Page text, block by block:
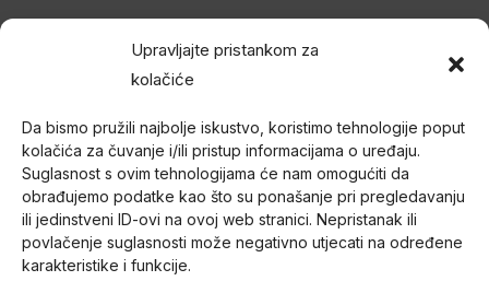
Upravljajte pristankom za
kolačiće
Da bismo pružili najbolje iskustvo, koristimo tehnologije poput
kolačića za čuvanje i/ili pristup informacijama o uređaju.
Suglasnost s ovim tehnologijama će nam omogućiti da
obrađujemo podatke kao što su ponašanje pri pregledavanju
ili jedinstveni ID-ovi na ovoj web stranici. Nepristanak ili
povlačenje suglasnosti može negativno utjecati na određene
karakteristike i funkcije.
21096894110
HR5023600001101458235
županije(DCK Zagrebačke županije) osnovano je 1998. godine
u Zagrebu. Po organizacijskom ustrojstvu je zajednica udruga
Gradskih društava Crvenog križa (kao ustrojstvenih oblika –
članica) i jedan od ustrojstvenih oblika Hrvatskog Crvenog križa.
U svom radu promiče humanitarne ciljeve i provodi akcije od opće
koristi nepristrano i bez diskriminacije te djeluje na temelju misije i